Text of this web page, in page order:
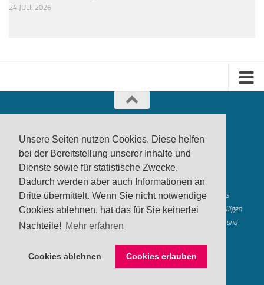
Unsere Seiten nutzen Cookies. Diese helfen
bei der Bereitstellung unserer Inhalte und
Dienste sowie für statistische Zwecke.
Dadurch werden aber auch Informationen an
Dritte übermittelt. Wenn Sie nicht notwendige
Cookies ablehnen, hat das für Sie keinerlei
Nachteile! Mehr erfahren
Cookies ablehnen Cookies erlauben
24 JULI, 2026
produktwarnung.eu - 2007-2026
Made in Gerstetten |Medienzentrum Gerstetten
Alle genannten Marken, Warenzeichen und Logos innerhalb dieses
Medienangebotes sind durch die Marken- und Urheberechte der jeweiligen
Rechteinhaber geschützt, und dienen lediglich der Berichterstattung und